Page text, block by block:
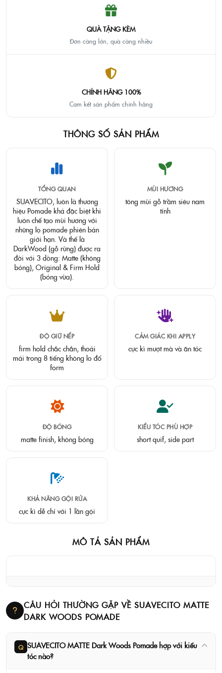
QUÀ TẶNG KÈM
Đơn càng lớn, quà càng nhiều
CHÍNH HÃNG 100%
Cam kết sản phẩm chính hãng
THÔNG SỐ SẢN PHẨM
TỔNG QUAN
SUAVECITO, luôn là thương
hiệu Pomade khá đặc biệt khi
luôn chế tạo mùi hương với
những lọ pomade phiên bản
giới hạn. Và thế là
DarkWood (gỗ rừng) được ra
đời với 3 dòng: Matte (không
bóng), Original & Firm Hold
(bóng vừa).
MÙI HƯƠNG
tông mùi gỗ trầm siêu nam
tính
ĐỘ GIỮ NẾP
firm hold chắc chắn, thoải
mái trong 8 tiếng không lo đổ
form
CẢM GIÁC KHI APPLY
cực kì mượt mà và ăn tóc
ĐỘ BÓNG
matte finish, không bóng
KIỂU TÓC PHÙ HỢP
short quif, side part
KHẢ NĂNG GỘI RỬA
cực kì dễ chỉ với 1 lần gội
MÔ TẢ SẢN PHẨM
CÂU HỎI THƯỜNG GẶP VỀ SUAVECITO MATTE
DARK WOODS POMADE
Q SUAVECITO MATTE Dark Woods Pomade hợp với kiểu
tóc nào?